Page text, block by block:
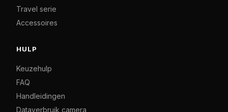
Travel serie
Accessoires
HULP
Keuzehulp
FAQ
Handleidingen
Dataverbruik camera